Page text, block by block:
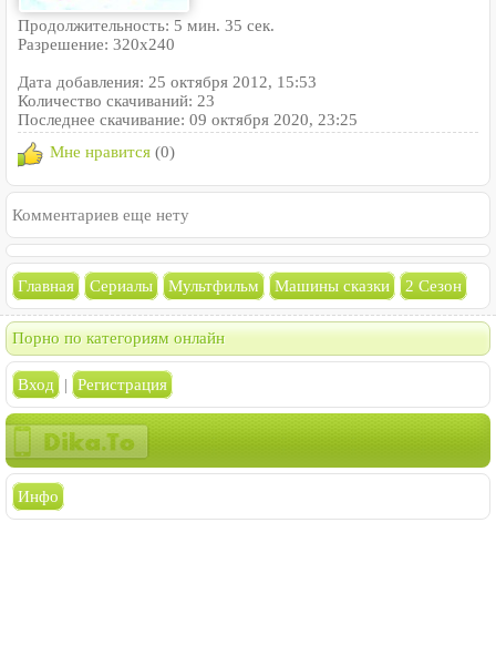
Продолжительность: 5 мин. 35 сек.
Разрешение: 320x240
Дата добавления: 25 октября 2012, 15:53
Количество скачиваний: 23
Последнее скачивание: 09 октября 2020, 23:25
Мне нравится (0)
Комментариев еще нету
Главная Сериалы Мультфильм Машины сказки 2 Сезон
Порно по категориям онлайн
Вход | Регистрация
Инфо